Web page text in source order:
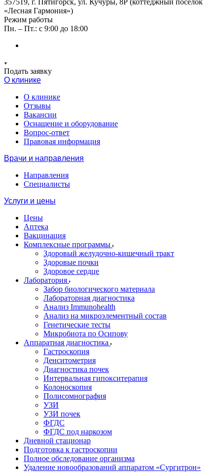
357519, г. Пятигорск, ул. Кучуры, 8Р (коттеджный поселок
«Лесная Гармония»)
Режим работы
Пн. – Пт.: с 9:00 до 18:00
Подать заявку
О клинике
О клинике
Отзывы
Вакансии
Оснащение и оборудование
Вопрос-ответ
Правовая информация
Врачи и направления
Направления
Специалисты
Услуги и цены
Цены
Аптека
Вакцинация
Комплексные программы
Здоровый желудочно-кишечный тракт
Здоровые почки
Здоровое сердце
Лаборатория
Забор биологического материала
Лабораторная диагностика
Анализ Immunohealth
Анализ на микроэлементный состав
Генетические тесты
Микробиота по Осипову
Аппаратная диагностика
Гастроскопия
Денситометрия
Диагностика почек
Интервальная гипокситерапия
Колоноскопия
Полисомнография
УЗИ
УЗИ почек
ФГДС
ФГДС под наркозом
Дневной стационар
Подготовка к гастроскопии
Полное обследование организма
Удаление новообразований аппаратом «Сургитрон»‎